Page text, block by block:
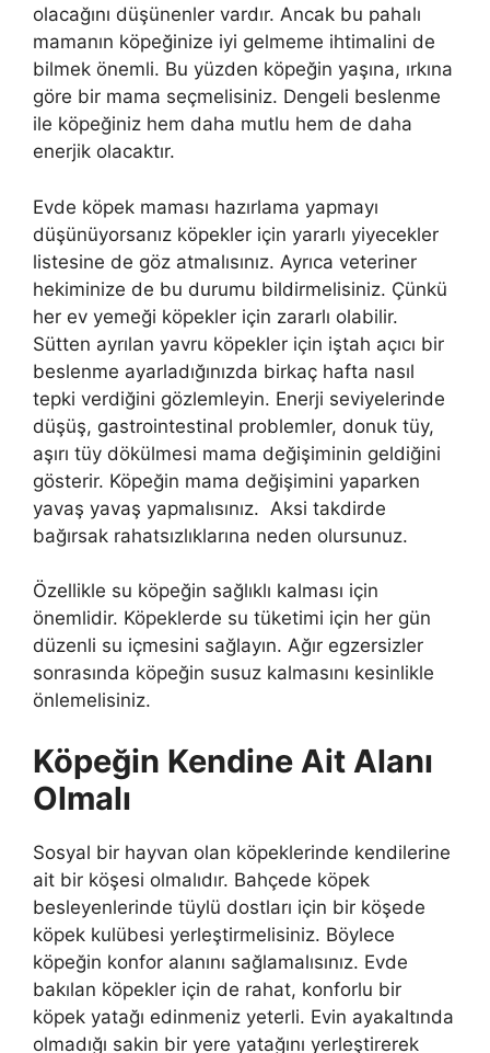
olacağını düşünenler vardır. Ancak bu pahalı
mamanın köpeğinize iyi gelmeme ihtimalini de
bilmek önemli. Bu yüzden köpeğin yaşına, ırkına
göre bir mama seçmelisiniz. Dengeli beslenme
ile köpeğiniz hem daha mutlu hem de daha
enerjik olacaktır.
Evde köpek maması hazırlama yapmayı
düşünüyorsanız köpekler için yararlı yiyecekler
listesine de göz atmalısınız. Ayrıca veteriner
hekiminize de bu durumu bildirmelisiniz. Çünkü
her ev yemeği köpekler için zararlı olabilir.
Sütten ayrılan yavru köpekler için iştah açıcı bir
beslenme ayarladığınızda birkaç hafta nasıl
tepki verdiğini gözlemleyin. Enerji seviyelerinde
düşüş, gastrointestinal problemler, donuk tüy,
aşırı tüy dökülmesi mama değişiminin geldiğini
gösterir. Köpeğin mama değişimini yaparken
yavaş yavaş yapmalısınız. Aksi takdirde
bağırsak rahatsızlıklarına neden olursunuz.
Özellikle su köpeğin sağlıklı kalması için
önemlidir. Köpeklerde su tüketimi için her gün
düzenli su içmesini sağlayın. Ağır egzersizler
sonrasında köpeğin susuz kalmasını kesinlikle
önlemelisiniz.
Köpeğin Kendine Ait Alanı
Olmalı
Sosyal bir hayvan olan köpeklerinde kendilerine
ait bir köşesi olmalıdır. Bahçede köpek
besleyenlerinde tüylü dostları için bir köşede
köpek kulübesi yerleştirmelisiniz. Böylece
köpeğin konfor alanını sağlamalısınız. Evde
bakılan köpekler için de rahat, konforlu bir
köpek yatağı edinmeniz yeterli. Evin ayakaltında
olmadığı sakin bir yere yatağını yerleştirerek